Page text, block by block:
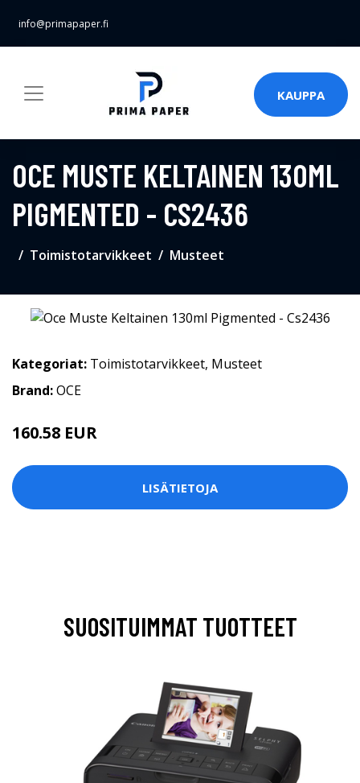
info@primapaper.fi
KAUPPA
OCE MUSTE KELTAINEN 130ML
PIGMENTED - CS2436
Toimistotarvikkeet Musteet
Kategoriat: Toimistotarvikkeet, Musteet
Brand:OCE
160.58 EUR
LISÄTIETOJA
SUOSITUIMMAT TUOTTEET